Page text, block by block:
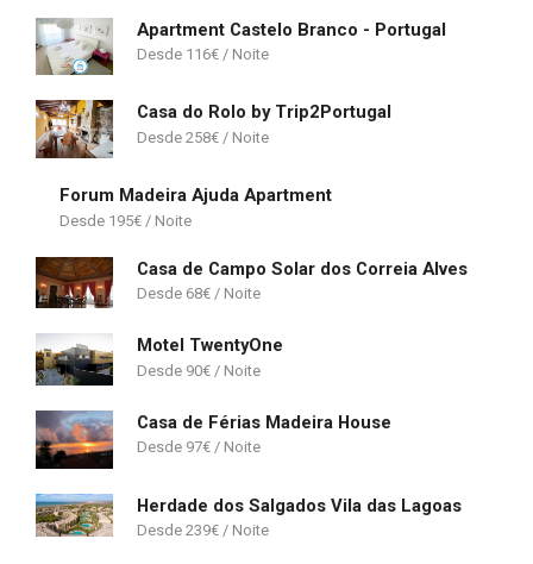
Apartment Castelo Branco - Portugal
116€
Casa do Rolo by Trip2Portugal
258€
Forum Madeira Ajuda Apartment
195€
Casa de Campo Solar dos Correia Alves
68€
Motel TwentyOne
90€
Casa de Férias Madeira House
97€
Herdade dos Salgados Vila das Lagoas
239€